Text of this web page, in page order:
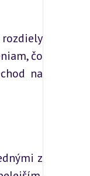
čo
na
z